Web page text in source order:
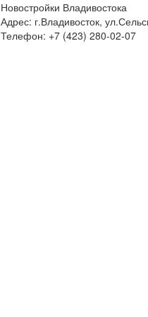
Новостройки Владивостока
Адрес: г.Владивосток,
Телефон: +7 (423) 280-02-07